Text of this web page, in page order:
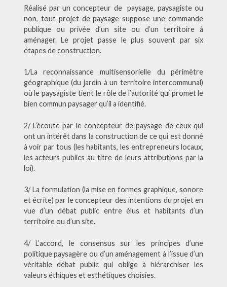
Réalisé par un concepteur de paysage, paysagiste ou
non, tout projet de paysage suppose une commande
publique ou privée d’un site ou d’un territoire à
aménager. Le projet passe le plus souvent par six
étapes de construction.
1/La reconnaissance multisensorielle du périmètre
géographique (du jardin à un territoire intercommunal)
où le paysagiste tient le rôle de l’autorité qui promet le
bien commun paysager qu’il a identifié.
2/ L’écoute par le concepteur de paysage de ceux qui
ont un intérêt dans la construction de ce qui est donné
à voir par tous (les habitants, les entrepreneurs locaux,
les acteurs publics au titre de leurs attributions par la
loi).
3/ La formulation (la mise en formes graphique, sonore
et écrite) par le concepteur des intentions du projet en
vue d’un débat public entre élus et habitants d’un
territoire ou d’un site.
4/ L’accord, le consensus sur les principes d’une
politique paysagère ou d’un aménagement à l’issue d’un
véritable débat public qui oblige à hiérarchiser les
valeurs éthiques et esthétiques choisies.